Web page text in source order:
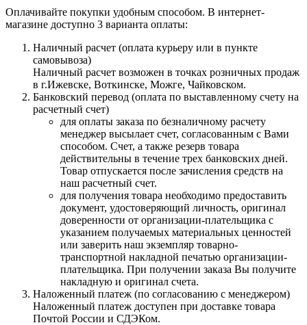
Оплачивайте покупки удобным способом. В интернет-
магазине доступно 3 варианта оплаты:
Наличный расчет (оплата курьеру или в пункте
самовывоза)
Наличный расчет возможен в точках розничных продаж
в г.Ижевске, Воткинске, Можге, Чайковском.
Банковский перевод (оплата по выставленному счету на
расчетный счет)
для оплаты заказа по безналичному расчету
менеджер высылает счет, согласованным с Вами
способом. Счет, а также резерв товара
действительны в течение трех банковских дней.
Товар отпускается после зачисления средств на
наш расчетный счет.
для получения товара необходимо предоставить
документ, удостоверяющий личность, оригинал
доверенности от организации-плательщика с
указанием получаемых материальных ценностей
или заверить наш экземпляр товарно-
транспортной накладной печатью организации-
плательщика. При получении заказа Вы получите
накладную и оригинал счета.
Наложенный платеж (по согласованию с менеджером)
Наложенный платеж доступен при доставке товара
Почтой России и СДЭКом.